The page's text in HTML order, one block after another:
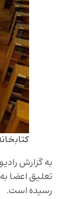
به گزارش
رسیده است.